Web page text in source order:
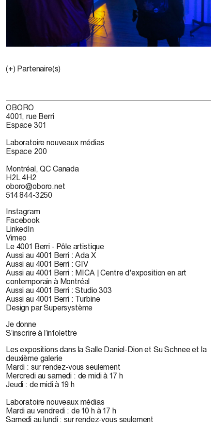
(+) Partenaire(s)
OBORO
4001, rue Berri
Espace 301
Laboratoire nouveaux médias
Espace 200
Montréal, QC Canada
H2L 4H2
oboro@oboro.net
514 844-3250
Instagram
Facebook
LinkedIn
Vimeo
Le 4001 Berri - Pôle artistique
Aussi au 4001 Berri : Ada X
Aussi au 4001 Berri : GIV
Aussi au 4001 Berri : MICA | Centre d'exposition en art
contemporain à Montréal
Aussi au 4001 Berri : Studio 303
Aussi au 4001 Berri : Turbine
Design par Supersystème
Je donne
S’inscrire à l’infolettre
Les expositions dans la Salle Daniel-Dion et Su Schnee et la
deuxième galerie
Mardi : sur rendez-vous seulement
Mercredi au samedi : de midi à 17 h
Jeudi : de midi à 19 h
Laboratoire nouveaux médias
Mardi au vendredi : de 10 h à 17 h
Samedi au lundi : sur rendez-vous seulement